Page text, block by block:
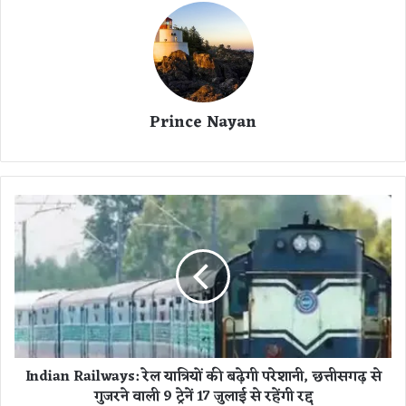
Prince Nayan
I
n
i
R
a
i
Indian Railways: रेल यात्रियों की बढ़ेगी परेशानी, छत्तीसगढ़ से
गुजरने वाली 9 ट्रेनें 17 जुलाई से रहेंगी रद्द